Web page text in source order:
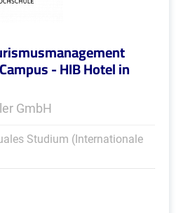
- HIB Hotel in
GmbH
Studium (Internationale